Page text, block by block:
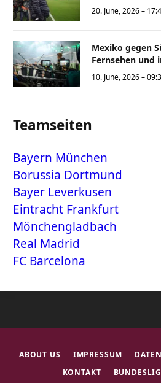
20. June, 2026 –
Mexiko gegen
Fernsehen und
10. June, 2026 –
Teamseiten
Bayern München
Borussia Dortmund
Bayer Leverkusen
Eintracht Frankfurt
Mönchengladbach
Real Madrid
FC Barcelona
ABOUT US IMPRESSUM
KONTAKT